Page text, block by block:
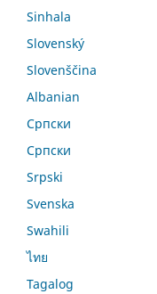
Sinhala
Slovenský
Slovenščina
Albanian
Српски
Српски
Srpski
Svenska
Swahili
ไทย
Tagalog